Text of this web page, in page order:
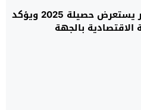
مجلس إدارة مركز الاستثمار يستعرض حصيلة 2025 ويؤكد
الاقتصادية بالجهة